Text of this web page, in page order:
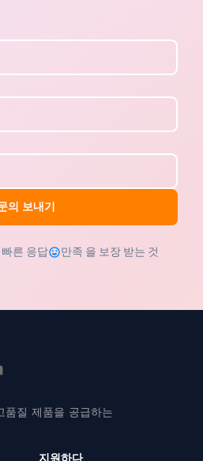
의 보내기
빠른 응답 만족 을 보장 받는 것
품질 제품을 공급하는
지원하다